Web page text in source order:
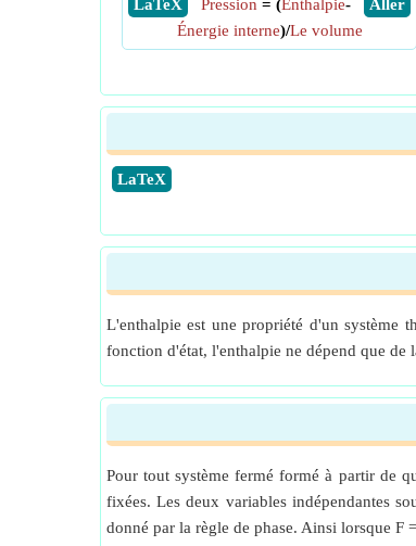
​ LaTeX
​ Aller
Pression = (Enthalpie-
Énergie interne)/Le volume
​LaTeX
L'enthalpie est une propriété d'un système
fonction d'état, l'enthalpie ne dépend que
Pour tout système fermé formé à partir de
fixées. Les deux variables indépendantes
donné par la règle de phase. Ainsi lorsque F